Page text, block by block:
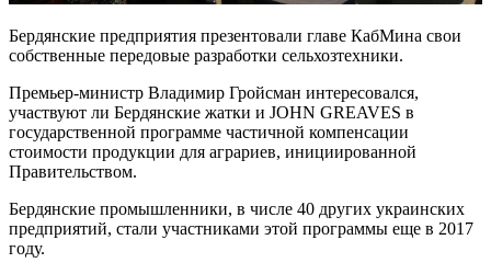
Бердянские предприятия презентовали главе КабМина свои
собственные передовые разработки сельхозтехники.
Премьер-министр Владимир Гройсман интересовался,
участвуют ли Бердянские жатки и JOHN GREAVES в
государственной программе частичной компенсации
стоимости продукции для аграриев, инициированной
Правительством.
Бердянские промышленники, в числе 40 других украинских
предприятий, стали участниками этой программы еще в 2017
году.